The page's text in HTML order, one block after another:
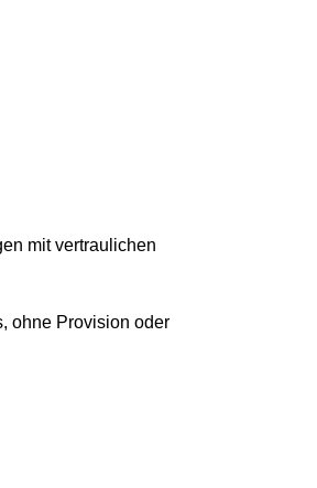
mit vertraulichen
ohne Provision oder